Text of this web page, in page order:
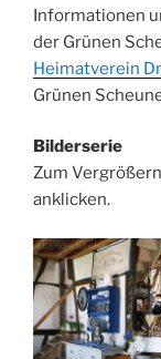
Informationen
der Grünen
Heimatverein
Grünen
Bilderserie
Zum
anklicken.